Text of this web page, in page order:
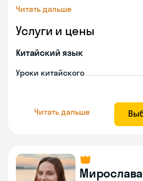
Читать дальше
Услуги и цены
Китайский язык
Уроки китайского
Читать дальше
Мирослава